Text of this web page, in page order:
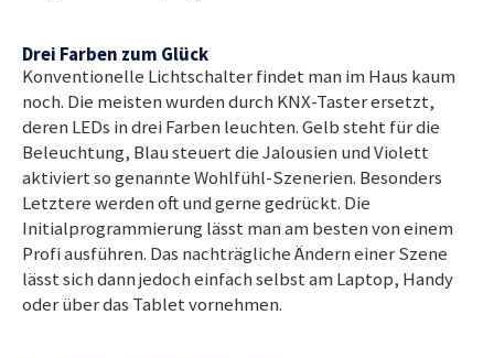
Drei Farben zum Glück
Konventionelle Lichtschalter findet man im Haus kaum
noch. Die meisten wurden durch KNX-Taster ersetzt,
deren LEDs in drei Farben leuchten. Gelb steht für die
Beleuchtung, Blau steuert die Jalousien und Violett
aktiviert so genannte Wohlfühl-Szenerien. Besonders
Letztere werden oft und gerne gedrückt. Die
Initialprogrammierung lässt man am besten von einem
Profi ausführen. Das nachträgliche Ändern einer Szene
lässt sich dann jedoch einfach selbst am Laptop, Handy
oder über das Tablet vornehmen.